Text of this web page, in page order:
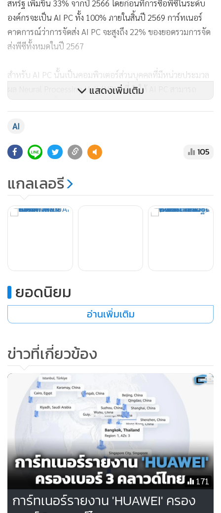
สหรัฐ เพิ่มขึ้น 33% จากปี 2566 โดยก่อนที่การซื้อพีซีในระดับ
องค์กรจะเป็น AI PC ทั้ง 100% ภายในสิ้นปี 2569 การ์ทเนอร์
คาดการณ์ว่าการจัดส่ง AI PC จะสูงถึง 22% ของยอดรวมการจัด
ส่งพีซีทั้งหมดในปี 2567
สำหรับ AI PC นั้นเป็นคอมพิวเตอร์ส่วนบุคคลที่มีหน่วยประมวล
ผล Neural Processing Unit (NPU) ที่ทำให้ AI PC สามารถ
ทำงานได้นานขึ้น เงียบขึ้นและเย็นลง โดยหลังบ้านจะมี AI
ศักยภาพของ AI มาปรับใช้ในกิจกรรมประจำวัน
การสำรวจของการ์ทเนอร์พบอีกว่า แม้รายได้จากเซมิ
คอนดักเตอร์ AI จะยังคงเติบโตเป็นเลขสองหลักในช่วงระยะเวลา
คาดการณ์ ซึ่งจะมีอัตราการเติบโตสูงสุดในปี 2567 แต่รายได้ของ
ชิป AI จาก Compute Electronics จะสร้างสถิติส่วนแบ่งสูงสุดใน
กลุ่มอุปกรณ์อิเล็กทรอนิกส์ คาดว่าในปี 2024 รายได้จากชิป AI
คาดการณ์รายได้เซมิคอนดักเตอร์ AI ทั่วโลก ระหว่างปี 2566-
2568 (หน่วย: ล้านดอลลาร์สหรัฐ)
คาดว่าจะสูงถึง 7.1 พันล้านดอลลาร์ และ 1.8 พันล้านดอลลาร์
จากอุปกรณ์อิเล็กทรอนิกส์สำหรับผู้บริโภคในปี 2567 ตามลำดับ
การสำรวจของการ์ทเนอร์ยังพบการแข่งขันที่ดุเดือดระหว่างผู้
ขายเซมิคอนดักเตอร์และบริษัทเทคโนโลยี โดยแม้ว่าโฟกัสสำคัญ
จะอยู่ที่การใช้หน่วยประมวลผลกราฟิกประสิทธิภาพสูง (GPU)
ในเวิร์กโหลดใหม่ๆ ของ AI แต่ผู้ให้บริการระดับไฮเปอร์สเกล
หลักๆ (เช่น AWS, Google, Meta และ Microsoft) ต่างลงทุน
พัฒนาชิปของตัวเองโดยปรับให้เหมาะสมกับ AI แม้การพัฒนา
ชิปจะมีราคาแพง แต่การใช้ชิปที่ออกแบบเองนั้นสามารถ
ปรับปรุงประสิทธิภาพด้านการดำเนินงาน ช่วยลดต้นทุนของการ
แสดงเพิ่มเติม
AI
105
แกลเลอรี
ยอดนิยม
อ่านเพิ่มเติม
ข่าวที่เกี่ยวข้อง
171
การ์ทเนอร์รายงาน 'HUAWEI' ครอง